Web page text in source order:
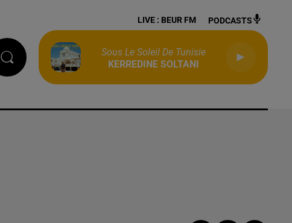
LIVE : BEUR FM PODCASTS
Sous Le Soleil De Tunisie
KERREDINE SOLTANI